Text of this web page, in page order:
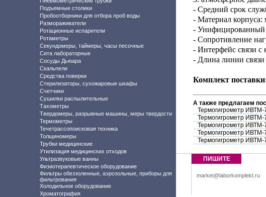
Подъемные столики
Пробоотборники для отбора проб воды
Размораживатели
Ротационные испарители
Ротаметры
Секундомеры, таймеры, часы песочные
Сита лабораторные
Сосуды Дьюара
Скальпели
Средства поверки
Стерилизаторы, сухожаровые шкафы
Счетчики
Сушилки распылительные
Тахометры
Твердомеры, разрывные машины, меры твердости
Термометры
Течетрассопоисковая техника
Толщиномеры
Трубки медицинские
Утилизация медицинских отходов
Ультразвуковые ванны
Физиотерапевтическое оборудование
Фильтры обеззоленные, аэрозольные, приборы для
фильтрования
Холодильное оборудование
Хроматография
- Средний срок
- Материал корпуса:
-
- Сопротивление
- Интерфейс связи
- Длина линии
Комплект
А также предлагаем
Термогигрометр
Термогигрометр
Термогигрометр
Термогигрометр
Термогигрометр
ПИШИТЕ
market@laborkomplekt.ru